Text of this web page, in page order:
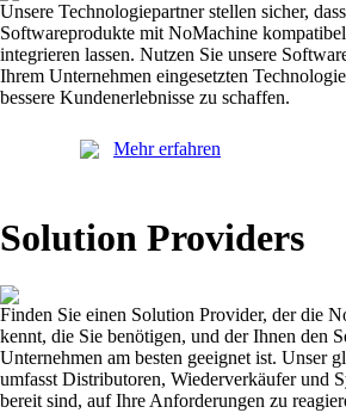
Unsere Technologiepartner stellen sicher,
Softwareprodukte mit NoMachine
integrieren lassen. Nutzen Sie unsere
Ihrem Unternehmen eingesetzten
bessere Kundenerlebnisse zu schaffen.
Mehr erfahren
Solution Providers
Finden Sie einen Solution Provider, der die
kennt, die Sie benötigen, und der Ihnen den
Unternehmen am besten geeignet ist. Unser
umfasst Distributoren, Wiederverkäufer und
bereit sind, auf Ihre Anforderungen zu